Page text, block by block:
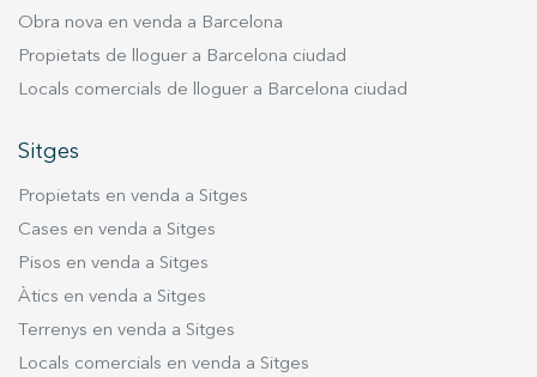
amb piscina privada en lloguer de llarga durada
a El Vinyet, Sitges
Obra nova en venda a Barcelona
Propietats de lloguer a Barcelona ciudad
Locals comercials de lloguer a Barcelona ciudad
Sitges
Propietats en venda a Sitges
Cases en venda a Sitges
Pisos en venda a Sitges
Àtics en venda a Sitges
Terrenys en venda a Sitges
Locals comercials en venda a Sitges